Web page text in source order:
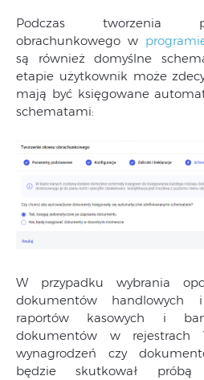
Podczas tworzenia
obrachunkowego w
są również domyślne
etapie użytkownik może
mają być księgowane
schematami:
W przypadku wybrania
dokumentów handlowych
raportów kasowych i
dokumentów w rejestrach
wynagrodzeń czy
będzie skutkował próbą